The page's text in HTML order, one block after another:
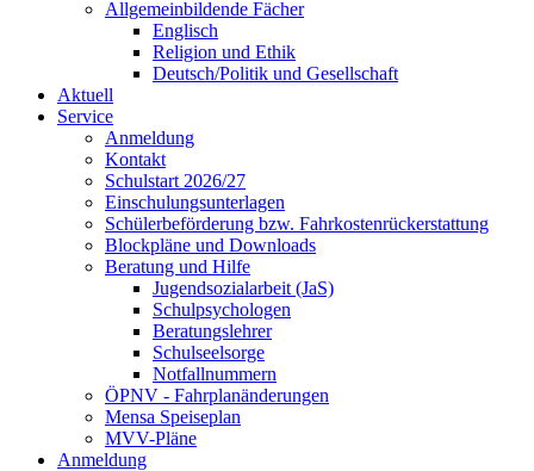
Allgemeinbildende Fächer
Englisch
Religion und Ethik
Deutsch/Politik und Gesellschaft
Aktuell
Service
Anmeldung
Kontakt
Schulstart 2026/27
Einschulungsunterlagen
Schülerbeförderung bzw. Fahrkostenrückerstattung
Blockpläne und Downloads
Beratung und Hilfe
Jugendsozialarbeit (JaS)
Schulpsychologen
Beratungslehrer
Schulseelsorge
Notfallnummern
ÖPNV - Fahrplanänderungen
Mensa Speiseplan
MVV-Pläne
Anmeldung